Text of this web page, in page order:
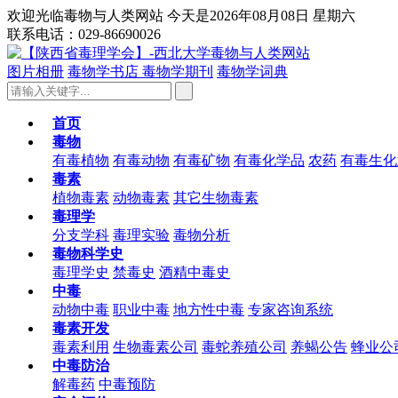
欢迎光临毒物与人类网站 今天是2026年08月08日 星期六
联系电话：029-86690026
图片相册 毒物学书店 毒物学期刊 毒物学词典
首页
毒物
有毒植物 有毒动物 有毒矿物 有毒化学品 农药 有毒生
毒素
植物毒素 动物毒素 其它生物毒素
毒理学
分支学科 毒理实验 毒物分析
毒物科学史
毒理学史 禁毒史 酒精中毒史
中毒
动物中毒 职业中毒 地方性中毒 专家咨询系统
毒素开发
毒素利用 生物毒素公司 毒蛇养殖公司 养蝎公告 蜂业公
中毒防治
解毒药 中毒预防